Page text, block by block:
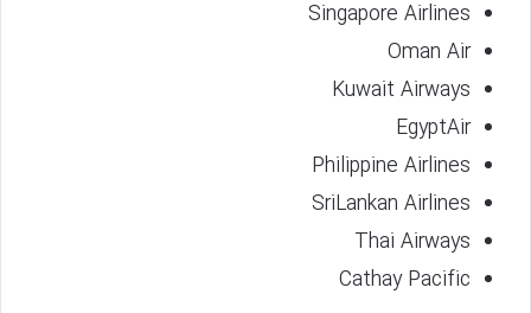
Singapore Airlines
Oman Air
Kuwait Airways
EgyptAir
Philippine Airlines
SriLankan Airlines
Thai Airways
Cathay Pacific